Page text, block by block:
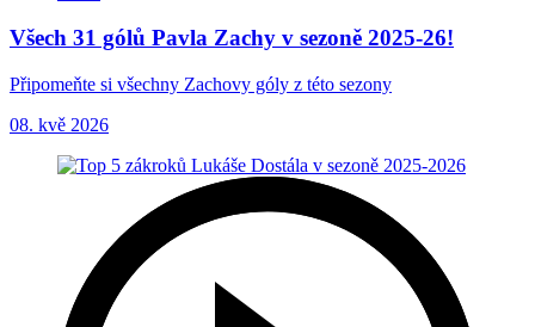
Všech 31 gólů Pavla Zachy v sezoně 2025-26!
Připomeňte si všechny Zachovy góly z této sezony
08. kvě 2026